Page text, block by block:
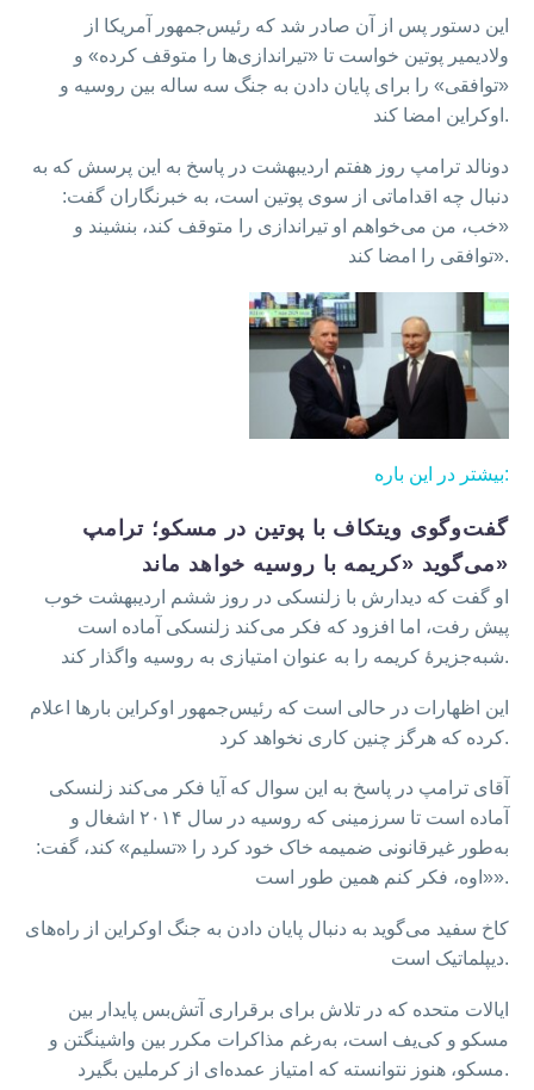
این دستور پس از آن صادر شد که رئیس‌جمهور آمریکا از
ولادیمیر پوتین خواست تا «تیراندازی‌ها را متوقف کرده» و
«توافقی» را برای پایان دادن به جنگ سه ساله بین روسیه و
اوکراین امضا کند.
دونالد ترامپ روز هفتم اردیبهشت در پاسخ به این پرسش که به
دنبال چه اقداماتی از سوی پوتین است، به خبرنگاران گفت:
«خب، من می‌خواهم او تیراندازی را متوقف کند، بنشیند و
توافقی را امضا کند».
بیشتر در این باره:
گفت‌وگوی ویتکاف با پوتین در مسکو؛ ترامپ
می‌گوید «کریمه با روسیه خواهد ماند»
او گفت که دیدارش با زلنسکی در روز ششم اردیبهشت خوب
پیش رفت، اما افزود که فکر می‌کند زلنسکی آماده است
شبه‌جزیرهٔ کریمه را به عنوان امتیازی به روسیه واگذار کند.
این اظهارات در حالی است که رئیس‌جمهور اوکراین بارها اعلام
کرده که هرگز چنین کاری نخواهد کرد.
آقای ترامپ در پاسخ به این سوال که آیا فکر می‌کند زلنسکی
آماده است تا سرزمینی که روسیه در سال ۲۰۱۴ اشغال و
به‌طور غیرقانونی ضمیمه خاک خود کرد را «تسلیم» کند، گفت:
«اوه، فکر ‌کنم همین طور است».
کاخ سفید می‌گوید به دنبال پایان دادن به جنگ اوکراین از راه‌های
دیپلماتیک است.
ایالات متحده که در تلاش برای برقراری آتش‌بس پایدار بین
مسکو و کی‌یف است، به‌رغم مذاکرات مکرر بین واشینگتن و
مسکو، هنوز نتوانسته که امتیاز عمده‌ای از کرملین بگیرد.